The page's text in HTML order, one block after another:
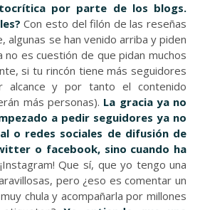
por parte de los blogs.
Con esto del filón de las reseñas
algunas se han venido arriba y piden
no es cuestión de que pidan muchos
si tu rincón tiene más seguidores
alcance y por tanto el contenido
más personas). La gracia ya no
a pedir seguidores ya no
o redes sociales de difusión de
o facebook, sino cuando ha
Que sí, que yo tengo una
pero ¿eso es comentar un
chula y acompañarla por millones